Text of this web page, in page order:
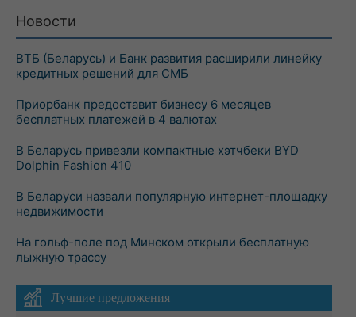
Новости
ВТБ (Беларусь) и Банк развития расширили линейку
кредитных решений для СМБ
Приорбанк предоставит бизнесу 6 месяцев
бесплатных платежей в 4 валютах
В Беларусь привезли компактные хэтчбеки BYD
Dolphin Fashion 410
В Беларуси назвали популярную интернет-площадку
недвижимости
На гольф-поле под Минском открыли бесплатную
лыжную трассу
Лучшие предложения